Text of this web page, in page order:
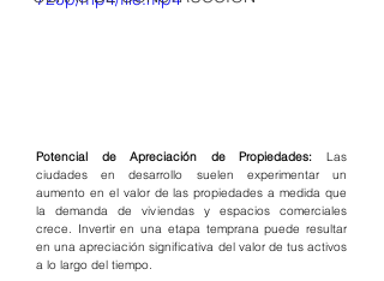
Potencial de Apreciación de Propiedades: Las
ciudades en desarrollo suelen experimentar un
aumento en el valor de las propiedades a medida que
la demanda de viviendas y espacios comerciales
crece. Invertir en una etapa temprana puede resultar
en una apreciación significativa del valor de tus activos
a lo largo del tiempo.